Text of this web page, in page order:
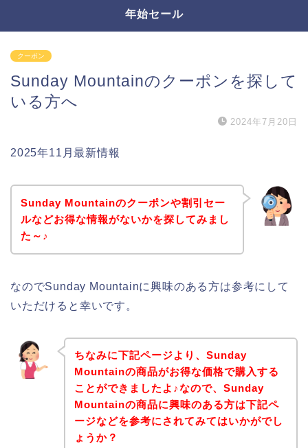
年始セール
クーポン
Sunday Mountainのクーポンを探して
いる方へ
2024年7月20日
2025年11月最新情報
Sunday Mountainのクーポンや割引セー
ルなどお得な情報がないかを探してみまし
た～♪
なのでSunday Mountainに興味のある方は参考にして
いただけると幸いです。
ちなみに下記ページより、Sunday
Mountainの商品がお得な価格で購入する
ことができましたよ♪なので、Sunday
Mountainの商品に興味のある方は下記ペ
ージなどを参考にされてみてはいかがでし
ょうか？